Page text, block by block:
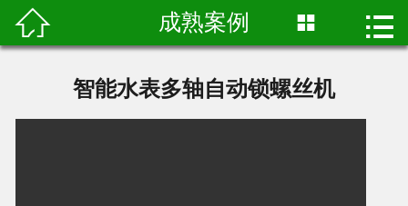
网站首页
产品展示
 成熟案例  
智能水表多轴自动锁螺丝机